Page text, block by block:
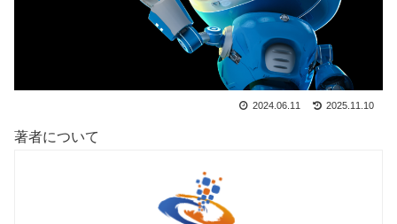
2024.06.11 2025.11.10
著者について